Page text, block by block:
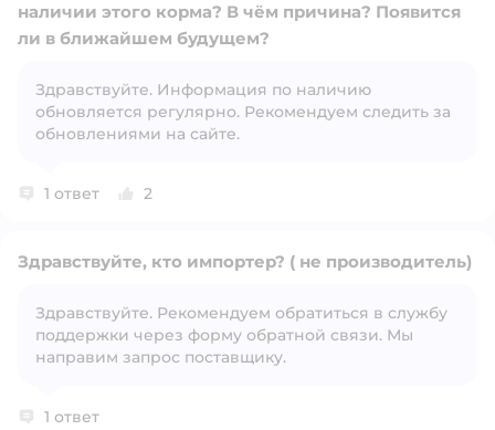
Открыть вопрос
наличии этого корма? В чём причина? Появится
ли в ближайшем будущем?
Здравствуйте. Информация по наличию
обновляется регулярно. Рекомендуем следить за
обновлениями на сайте.
1 ответ 2
Открыть вопрос
Здравствуйте, кто импортер? ( не производитель)
Здравствуйте. Рекомендуем обратиться в службу
поддержки через форму обратной связи. Мы
направим запрос поставщику.
1 ответ